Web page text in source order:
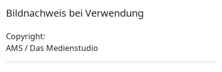
Bildnachweis bei Verwendung
Copyright:
AMS / Das Medienstudio